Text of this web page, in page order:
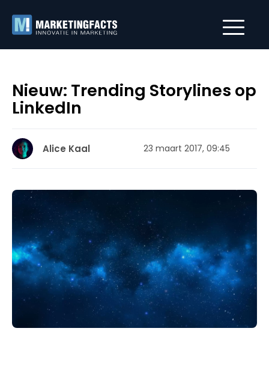
Nieuw: Trending Storylines op
LinkedIn
Alice Kaal 23 maart 2017, 09:45